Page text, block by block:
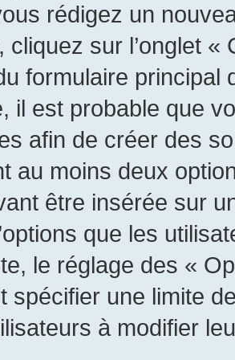
rédigez un
cliquez sur l’onglet
formulaire principal
il est probable que
afin de créer des
au moins deux
être insérée sur
que les
le réglage des «
spécifier une limite
à modifier